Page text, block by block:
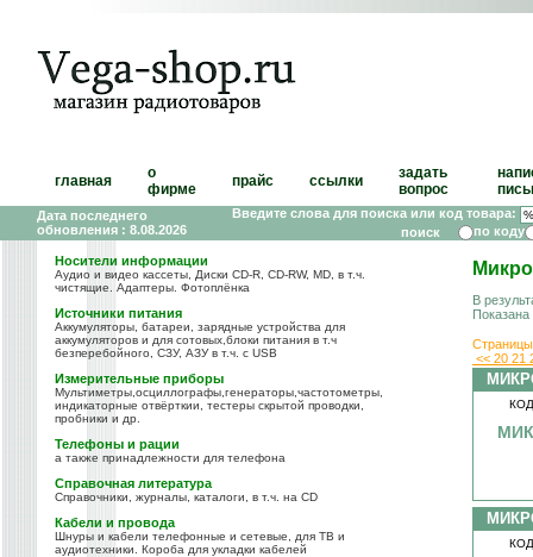
главная
о
фирме
прайс ссылки
задать
вопрос
Дата последнего
обновления : 8.08.2026
Введите слова для поиска или код товара:
по коду
Носители информации
Аудио и видео кассеты, Диски CD-R, CD-RW, MD, в т.ч.
чистящие. Адаптеры. Фотоплёнка
Источники питания
Аккумуляторы, батареи, зарядные устройства для
аккумуляторов и для сотовых,блоки питания в т.ч
безперебойного, СЗУ, АЗУ в т.ч. с USB
Измерительные приборы
Мультиметры,осциллографы,генераторы,частотометры,
индикаторные отвёрткии, тестеры скрытой проводки,
пробники и др.
Телефоны и рации
а также принадлежности для телефона
Справочная литература
Справочники, журналы, каталоги, в т.ч. на CD
Кабели и провода
Шнуры и кабели телефонные и сетевые, для ТВ и
аудиотехники. Короба для укладки кабелей
В
<< 20 21